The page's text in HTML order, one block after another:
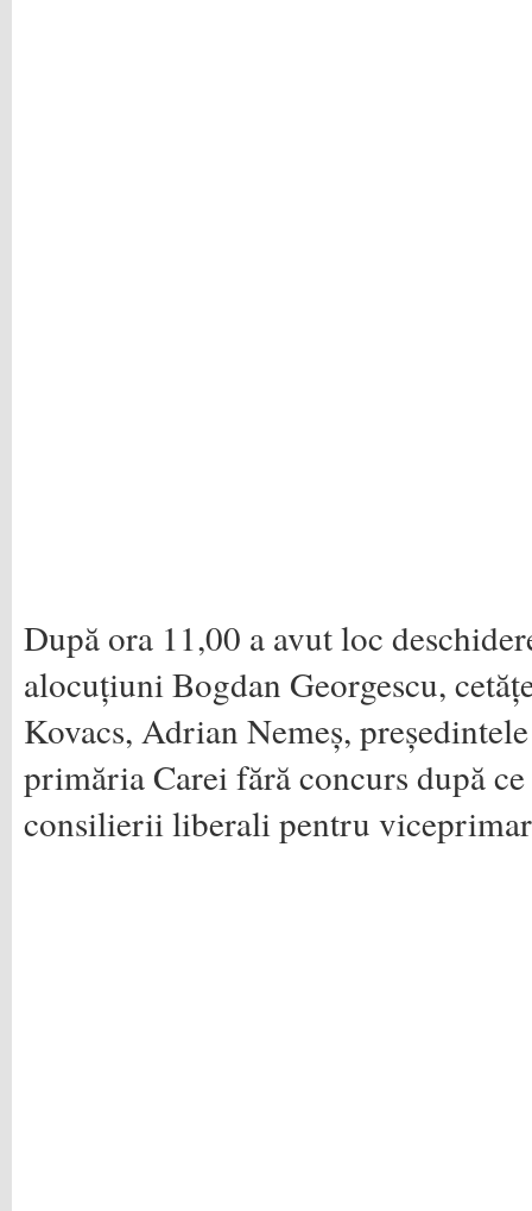
După ora 11,00 a avut loc
alocuțiuni Bogdan Georgescu,
Kovacs, Adrian Nemeș,
primăria Carei fără concurs după
consilierii liberali pentru